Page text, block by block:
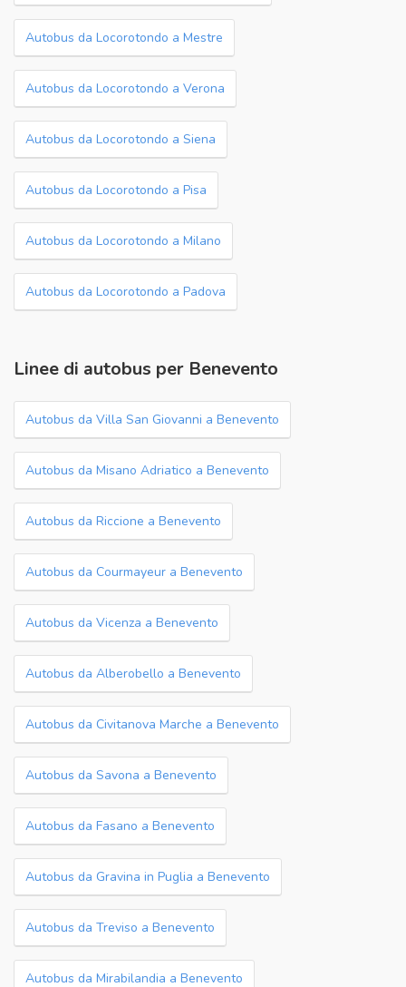
Autobus da Locorotondo a Mestre
Autobus da Locorotondo a Verona
Autobus da Locorotondo a Siena
Autobus da Locorotondo a Pisa
Autobus da Locorotondo a Milano
Autobus da Locorotondo a Padova
Linee di autobus per Benevento
Autobus da Villa San Giovanni a Benevento
Autobus da Misano Adriatico a Benevento
Autobus da Riccione a Benevento
Autobus da Courmayeur a Benevento
Autobus da Vicenza a Benevento
Autobus da Alberobello a Benevento
Autobus da Civitanova Marche a Benevento
Autobus da Savona a Benevento
Autobus da Fasano a Benevento
Autobus da Gravina in Puglia a Benevento
Autobus da Treviso a Benevento
Autobus da Mirabilandia a Benevento